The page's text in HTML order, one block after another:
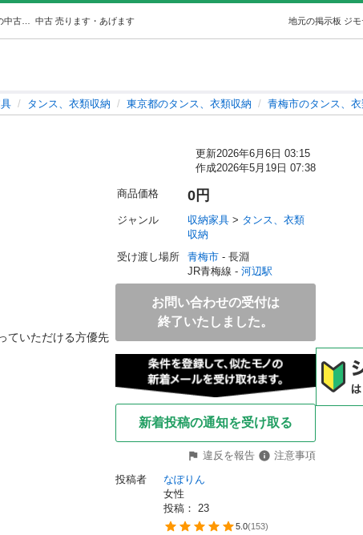
中古 売ります・あげます 地元の掲示板 ジモ
タンス、衣類収納 東京都のタンス、衣類収納 青梅市のタンス、
更新2026年6月6日 03:15
作成2026年5月19日 07:38
ていただける方優先
商品価格 0円
ジャンル 収納家具 > タンス、衣類
収納
受け渡し場所
青梅市 - 長淵
JR青梅線 - 河辺駅
お問い合わせの受付は
終了いたしました。
新着投稿の通知を受け取る
違反を報告
注意事項
投稿者
なぽりん
女性
投稿： 23
5.0(153)